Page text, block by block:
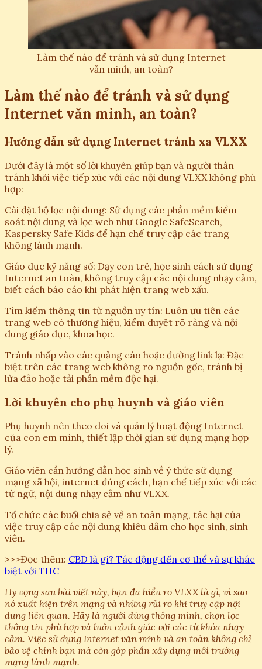
Làm thế nào để tránh và sử dụng Internet
văn minh, an toàn?
Làm thế nào để tránh và sử dụng
Internet văn minh, an toàn?
Hướng dẫn sử dụng Internet tránh xa VLXX
Dưới đây là một số lời khuyên giúp bạn và người thân
tránh khỏi việc tiếp xúc với các nội dung VLXX không phù
hợp:
Cài đặt bộ lọc nội dung: Sử dụng các phần mềm kiểm
soát nội dung và lọc web như Google SafeSearch,
Kaspersky Safe Kids để hạn chế truy cập các trang
không lành mạnh.
Giáo dục kỹ năng số: Dạy con trẻ, học sinh cách sử dụng
Internet an toàn, không truy cập các nội dung nhạy cảm,
biết cách báo cáo khi phát hiện trang web xấu.
Tìm kiếm thông tin từ nguồn uy tín: Luôn ưu tiên các
trang web có thương hiệu, kiểm duyệt rõ ràng và nội
dung giáo dục, khoa học.
Tránh nhấp vào các quảng cáo hoặc đường link lạ: Đặc
biệt trên các trang web không rõ nguồn gốc, tránh bị
lừa đảo hoặc tải phần mềm độc hại.
Lời khuyên cho phụ huynh và giáo viên
Phụ huynh nên theo dõi và quản lý hoạt động Internet
của con em mình, thiết lập thời gian sử dụng mạng hợp
lý.
Giáo viên cần hướng dẫn học sinh về ý thức sử dụng
mạng xã hội, internet đúng cách, hạn chế tiếp xúc với các
từ ngữ, nội dung nhạy cảm như VLXX.
Tổ chức các buổi chia sẻ về an toàn mạng, tác hại của
việc truy cập các nội dung khiêu dâm cho học sinh, sinh
viên.
>>>Đọc thêm: CBD là gì? Tác động đến cơ thể và sự khác
biệt với THC
Hy vọng sau bài viết này, bạn đã hiểu rõ VLXX là gì, vì sao
nó xuất hiện trên mạng và những rủi ro khi truy cập nội
dung liên quan. Hãy là người dùng thông minh, chọn lọc
thông tin phù hợp và luôn cảnh giác với các từ khóa nhạy
cảm. Việc sử dụng Internet văn minh và an toàn không chỉ
bảo vệ chính bạn mà còn góp phần xây dựng môi trường
mạng lành mạnh.